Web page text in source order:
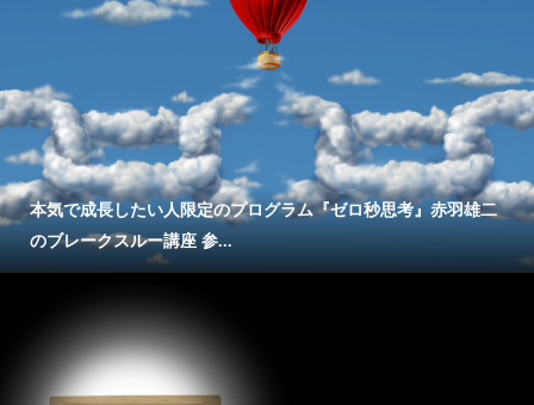
本気で成長したい人限定のプログラム『ゼロ秒思考』赤羽雄二
のブレークスルー講座 参...